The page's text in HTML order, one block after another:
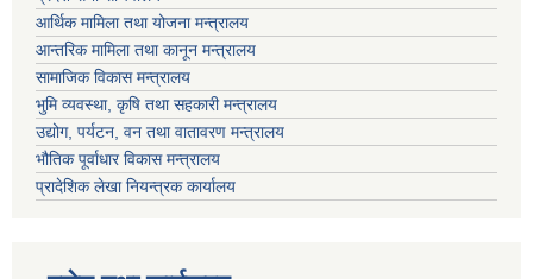
आर्थिक मामिला तथा योजना मन्त्रालय
आन्तरिक मामिला तथा कानून मन्त्रालय
सामाजिक विकास मन्त्रालय
भुमि व्यवस्था, कृषि तथा सहकारी मन्त्रालय
उद्योग, पर्यटन, वन तथा वातावरण मन्त्रालय
भौतिक पूर्वाधार विकास मन्त्रालय
प्रादेशिक लेखा नियन्त्रक कार्यालय